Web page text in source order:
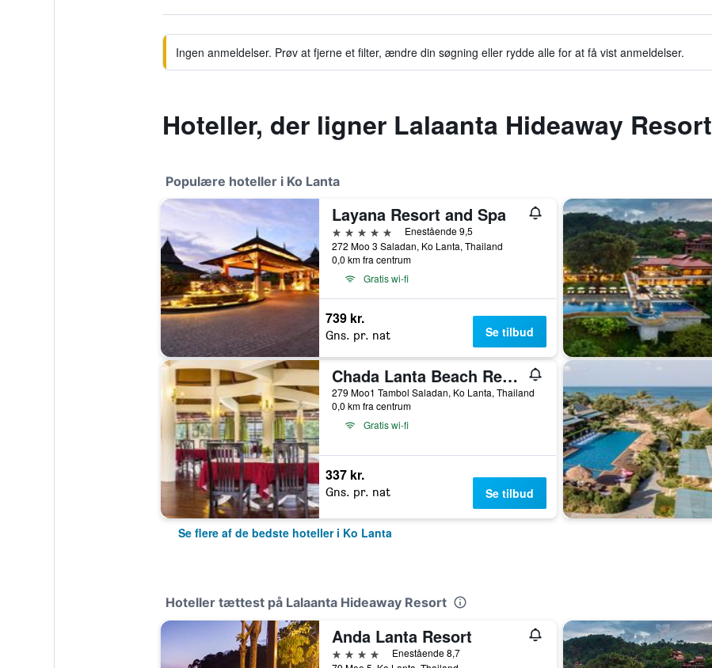
Ingen anmeldelser. Prøv at fjerne et filter, ændre din søgning eller rydde alle for at få vist anmeldelser.
Hoteller, der ligner Lalaanta Hideaway Resort
Populære hoteller i Ko Lanta
Layana Resort and Spa
5 stjerner
Enestående 9,5
272 Moo 3 Saladan, Ko Lanta, Thailand
0,0 km fra centrum
Gratis wi-fi
739 kr.
Gns. pr. nat Se tilbud
Chada Lanta Beach Resort
279 Moo1 Tambol Saladan, Ko Lanta, Thailand
0,0 km fra centrum
Gratis wi-fi
337 kr.
Gns. pr. nat Se tilbud
Se flere af de bedste hoteller i Ko Lanta
Hoteller tættest på Lalaanta Hideaway Resort
Anda Lanta Resort
4 stjerner
Enestående 8,7